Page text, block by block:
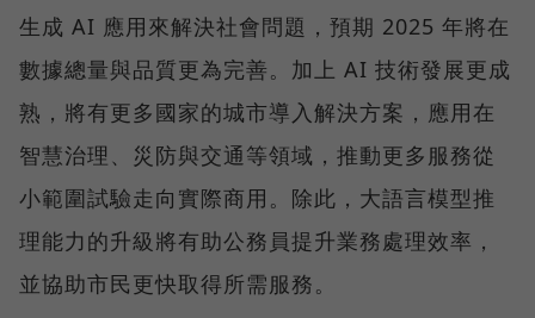
生成 AI 應用來解決社會問題，預期 2025 年將在
數據總量與品質更為完善。加上 AI 技術發展更成
熟，將有更多國家的城市導入解決方案，應用在
智慧治理、災防與交通等領域，推動更多服務從
小範圍試驗走向實際商用。除此，大語言模型推
理能力的升級將有助公務員提升業務處理效率，
並協助市民更快取得所需服務。